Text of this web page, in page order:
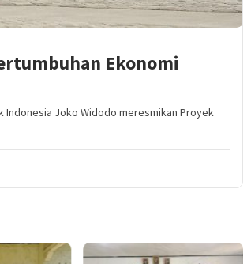
Ekonomi
Indonesia Joko Widodo meresmikan Proyek